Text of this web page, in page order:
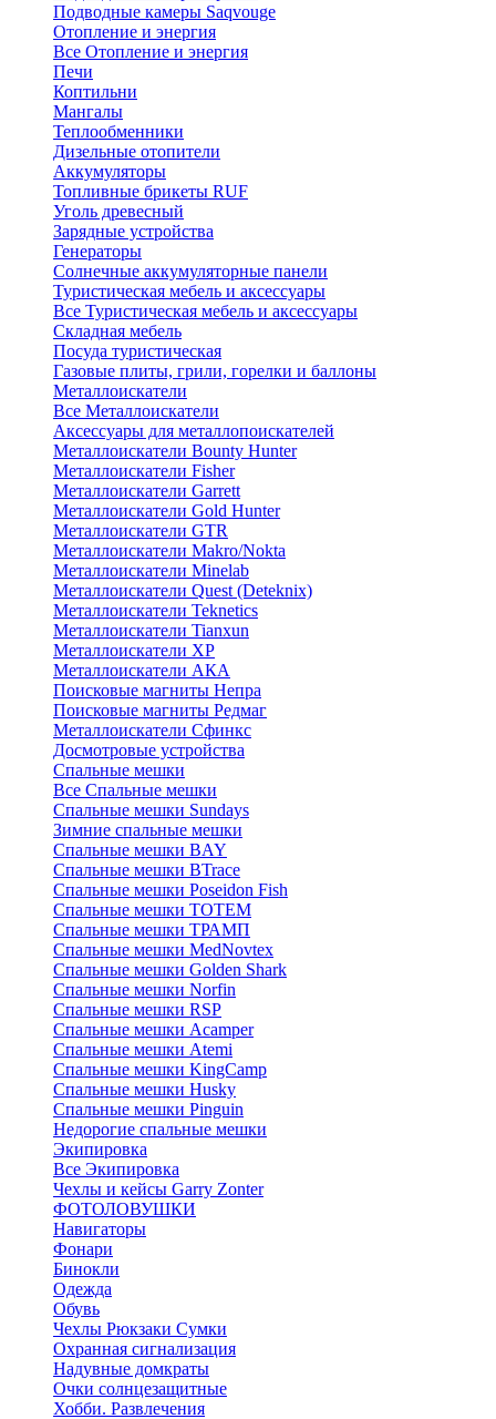
Подводные камеры Saqvouge
Отопление и энергия
Все Отопление и энергия
Печи
Коптильни
Мангалы
Теплообменники
Дизельные отопители
Аккумуляторы
Топливные брикеты RUF
Уголь древесный
Зарядные устройства
Генераторы
Солнечные аккумуляторные панели
Туристическая мебель и аксессуары
Все Туристическая мебель и аксессуары
Складная мебель
Посуда туристическая
Газовые плиты, грили, горелки и баллоны
Металлоискатели
Все Металлоискатели
Аксессуары для металлопоискателей
Металлоискатели Bounty Hunter
Металлоискатели Fisher
Металлоискатели Garrett
Металлоискатели Gold Hunter
Металлоискатели GTR
Металлоискатели Makro/Nokta
Металлоискатели Minelab
Металлоискатели Quest (Deteknix)
Металлоискатели Teknetics
Металлоискатели Tianxun
Металлоискатели XP
Металлоискатели АКА
Поисковые магниты Непра
Поисковые магниты Редмаг
Металлоискатели Сфинкс
Досмотровые устройства
Спальные мешки
Все Спальные мешки
Спальные мешки Sundays
Зимние спальные мешки
Спальные мешки BAY
Спальные мешки BTrace
Спальные мешки Poseidon Fish
Спальные мешки ТОТЕМ
Спальные мешки ТРАМП
Cпальные мешки MedNovtex
Спальные мешки Golden Shark
Спальные мешки Norfin
Спальные мешки RSP
Спальные мешки Acamper
Спальные мешки Atemi
Спальные мешки KingCamp
Спальные мешки Husky
Спальные мешки Pinguin
Недорогие спальные мешки
Экипировка
Все Экипировка
Чехлы и кейсы Garry Zonter
ФОТОЛОВУШКИ
Навигаторы
Фонари
Бинокли
Одежда
Обувь
Чехлы Рюкзаки Сумки
Охранная сигнализация
Надувные домкраты
Очки солнцезащитные
Хобби. Развлечения